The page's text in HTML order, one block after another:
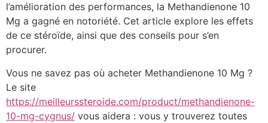
l’amélioration des performances, la Methandienone 10
Mg a gagné en notoriété. Cet article explore les effets
de ce stéroïde, ainsi que des conseils pour s’en
procurer.
Vous ne savez pas où acheter Methandienone 10 Mg ?
Le site
https://meilleurssteroide.com/product/methandienone-
10-mg-cygnus/ vous aidera : vous y trouverez toutes